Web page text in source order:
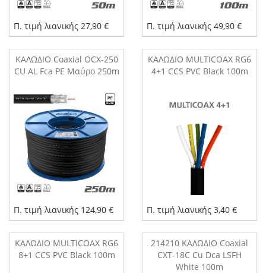
Π. τιμή λιανικής 27,90 € Π. τιμή λιανικής 49,90 €
ΚΑΛΩΔΙΟ Coaxial OCX-250
CU AL Fca PE Μαύρο 250m
Π. τιμή λιανικής 124,90 €
ΚΑΛΩΔΙΟ MULTICOAX RG6
4+1 CCS PVC Black 100m
Π. τιμή λιανικής 3,40 €
ΚΑΛΩΔΙΟ MULTICOAX RG6
8+1 CCS PVC Black 100m
214210 ΚΑΛΩΔΙΟ Coaxial
CXT-18C Cu Dca LSFH
White 100m